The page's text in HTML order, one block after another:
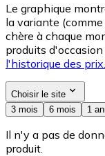
Le graphique
la variante
chère à chaque
produits
l'historique des prix.
Choisir le site
3 mois
6 mois 1
Il n'y a pas de
produit.